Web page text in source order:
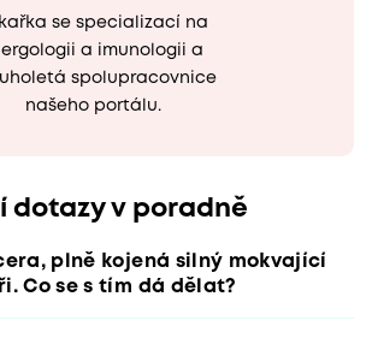
se specializací na
a imunologii a
spolupracovnice
našeho portálu.
dotazy v poradně
plně kojená silný mokvající
Co se s tím dá dělat?